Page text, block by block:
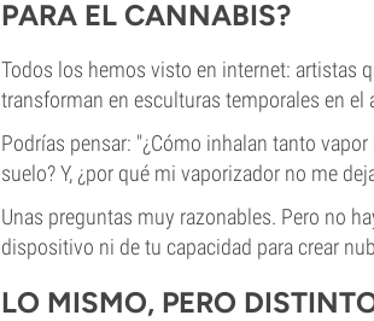
PARA EL CANNABIS?
Todos los hemos visto en internet: artistas
transforman en esculturas temporales en
Podrías pensar: "¿Cómo inhalan tanto
suelo? Y, ¿por qué mi vaporizador no me
Unas preguntas muy razonables. Pero no
dispositivo ni de tu capacidad para crear
LO MISMO, PERO